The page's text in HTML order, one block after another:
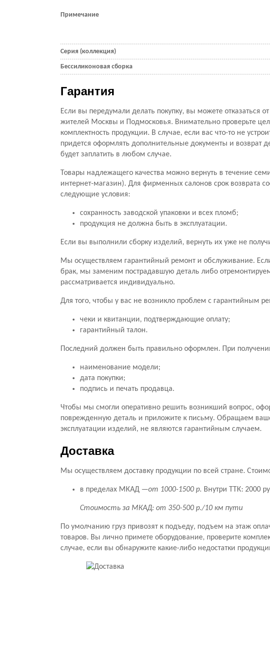
Примечание
Серия (коллекция)
Бессиликоновая сборка
Гарантия
Если вы передумали делать покупку, вы можете отказаться
жителей Москвы и Подмосковья. Внимательно проверьте
комплектность продукции. В случае, если вас что-то не
придется оформлять дополнительные документы и возврат
будет заплатить в любом случае.
Товары надлежащего качества можно вернуть в течение
интернет-магазин). Для фирменных салонов срок возврата
следующие условия:
сохранность заводской упаковки и всех пломб;
продукция не должна быть в эксплуатации.
Если вы выполнили сборку изделий, вернуть их уже не
Мы осуществляем гарантийный ремонт и обслуживание.
брак, мы заменим пострадавшую деталь либо
рассматривается индивидуально.
Для того, чтобы у вас не возникло проблем с гарантийным
чеки и квитанции, подтверждающие оплату;
гарантийный талон.
Последний должен быть правильно оформлен. При
наименование модели;
дата покупки;
подпись и печать продавца.
Чтобы мы смогли оперативно решить возникший вопрос,
поврежденную деталь и приложите к письму. Обращаем
эксплуатации изделий, не являются гарантийным случаем.
Доставка
Мы осуществляем доставку продукции по всей стране.
в пределах МКАД —от 1000-1500 р. Внутри ТТК: 2000
Стоимость за МКАД: от 350-500 р./10 км пути
По умолчанию груз привозят к подъеду, подъем на этаж
товаров. Вы лично примете оборудование, проверите
случае, если вы обнаружите какие-либо недостатки